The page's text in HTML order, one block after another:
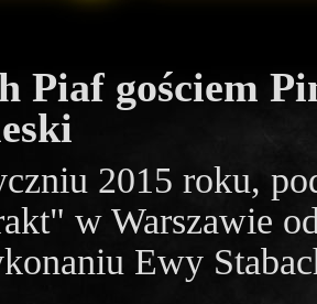
Piaf gościem
2015 roku,
w Warszawie
Ewy